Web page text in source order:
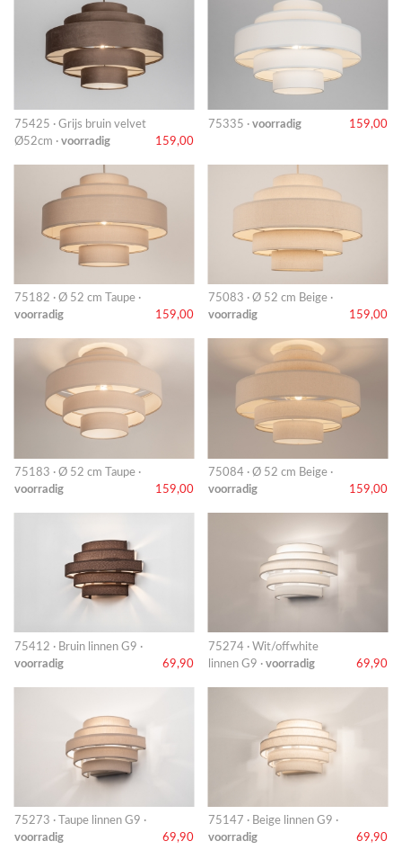
75425 · Grijs bruin velvet
Ø52cm · voorradig 159,00
75335 · voorradig 159,00
75182 · Ø 52 cm Taupe ·
voorradig
159,00
75083 · Ø 52 cm Beige ·
voorradig
159,00
75183 · Ø 52 cm Taupe ·
voorradig
159,00
75084 · Ø 52 cm Beige ·
voorradig
159,00
75412 · Bruin linnen G9 ·
voorradig
69,90
75274 · Wit/offwhite
linnen G9 · voorradig 69,90
75273 · Taupe linnen G9 ·
voorradig
69,90
75147 · Beige linnen G9 ·
voorradig
69,90